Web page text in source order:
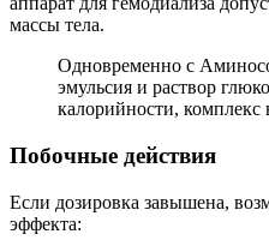
массы тела.
Одновременно с
эмульсия и раствор
калорийности, комплекс
Побочные действия
Если дозировка завышена,
эффекта: